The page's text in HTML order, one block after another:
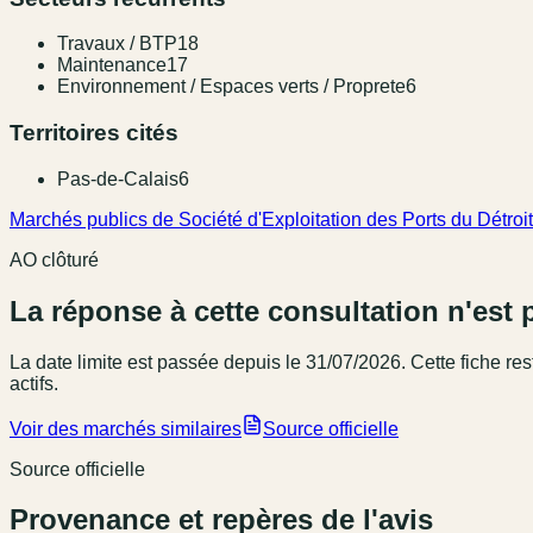
Travaux / BTP18
Maintenance17
Environnement / Espaces verts / Proprete6
Territoires cités
Pas-de-Calais6
Marchés publics de Société d'Exploitation des Ports du Détroit
AO clôturé
La réponse à cette consultation n'est
La date limite est passée depuis le 31/07/2026. Cette fiche
actifs.
Voir des marchés similaires
Source officielle
Source officielle
Provenance et repères de l'avis